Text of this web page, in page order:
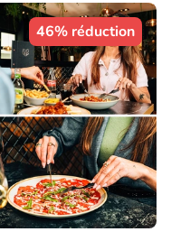
46% réduction